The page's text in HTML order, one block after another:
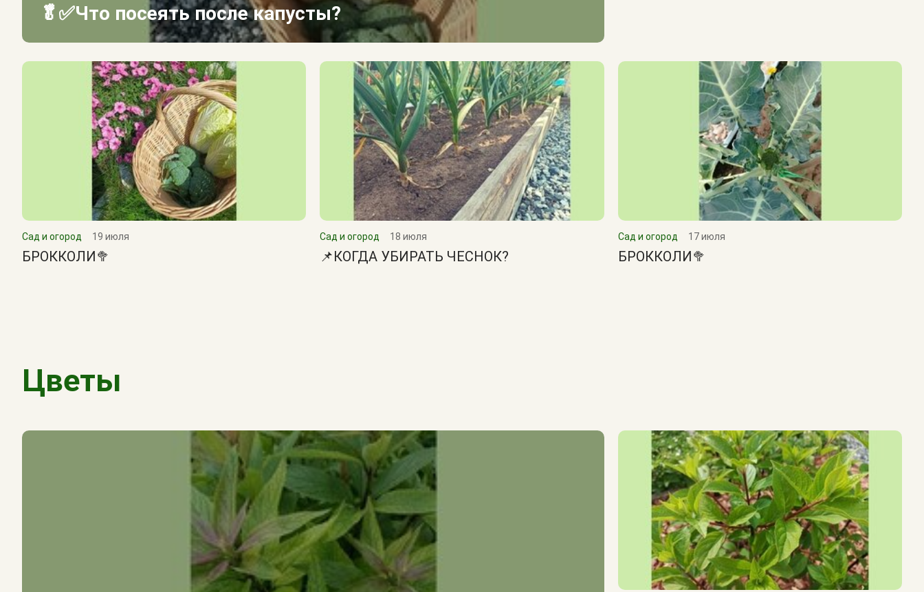
🥬✅Что посеять после капусты?
Сад и огород 19 июля
БРОККОЛИ🥦
Сад и огород 18 июля
📌КОГДА УБИРАТЬ ЧЕСНОК?
Сад и огород 17 июля
БРОККОЛИ🥦
Цветы